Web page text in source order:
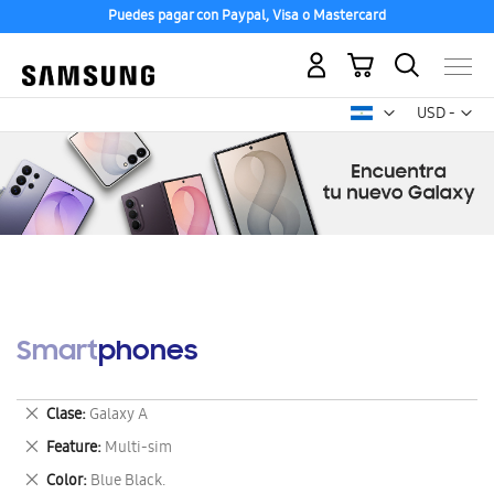
Puedes pagar con Paypal, Visa o Mastercard
USD -
dólar
Mi carrito
Smartphones
Clase Galaxy A
Eliminar
este
artículo
Feature Multi-sim
Eliminar
este
Color Blue Black.
Eliminar